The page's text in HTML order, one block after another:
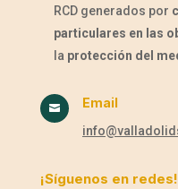
RCD generados por
particulares en las
la protección del
 Email
¡Síguenos en redes!